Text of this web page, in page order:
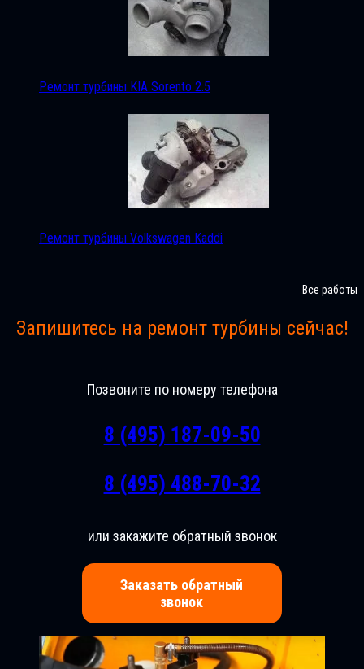
Ремонт турбины KIA Sorento 2.5
Ремонт турбины Volkswagen Kaddi
Все работы
Запишитесь на ремонт турбины сейчас!
Позвоните по номеру телефона
8 (495) 187-09-50
8 (495) 488-70-32
или закажите обратный звонок
Заказать обратный
звонок